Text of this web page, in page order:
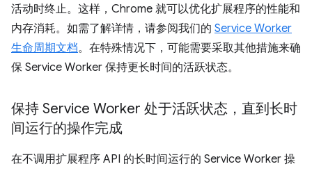
活动时终止。这样，Chrome 就可以优化扩展程序的性能和
内存消耗。如需了解详情，请参阅我们的 Service Worker
生命周期文档。在特殊情况下，可能需要采取其他措施来确
保 Service Worker 保持更长时间的活跃状态。
保持 Service Worker 处于活跃状态，直到长时
间运行的操作完成
在不调用扩展程序 API 的长时间运行的 Service Worker 操